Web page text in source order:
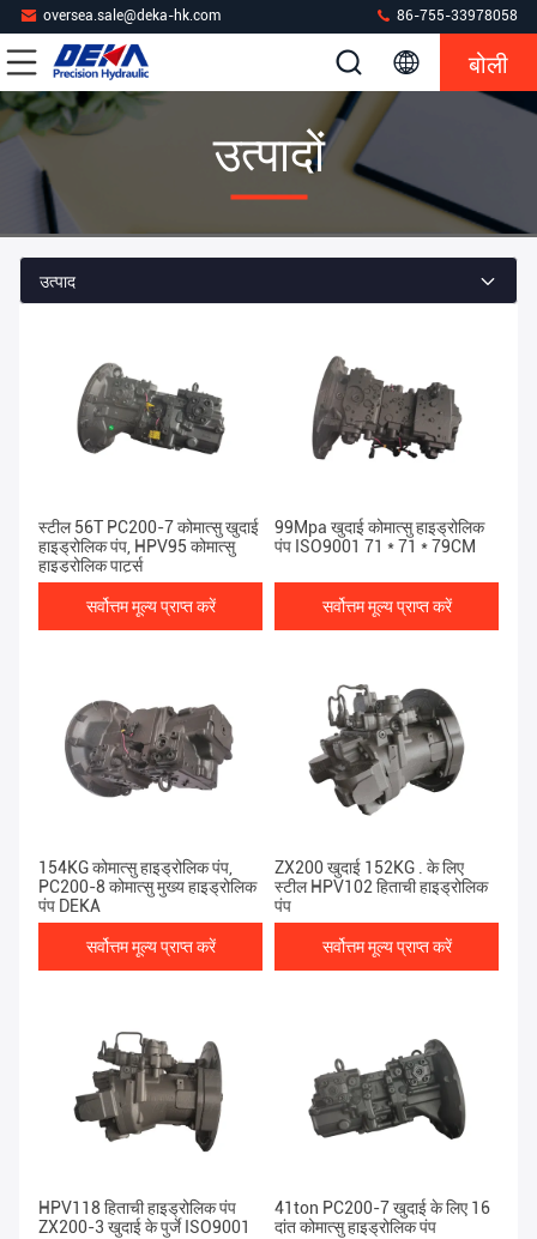
oversea.sale@deka-hk.com 86-755-33978058
बोली
उत्पादों
उत्पाद
स्टील 56T PC200-7 कोमात्सु खुदाई
हाइड्रोलिक पंप, HPV95 कोमात्सु
हाइड्रोलिक पार्ट्स
सर्वोत्तम मूल्य प्राप्त करें
99Mpa खुदाई कोमात्सु हाइड्रोलिक
पंप ISO9001 71 * 71 * 79CM
सर्वोत्तम मूल्य प्राप्त करें
154KG कोमात्सु हाइड्रोलिक पंप,
PC200-8 कोमात्सु मुख्य हाइड्रोलिक
पंप DEKA
सर्वोत्तम मूल्य प्राप्त करें
ZX200 खुदाई 152KG . के लिए
स्टील HPV102 हिताची हाइड्रोलिक
पंप
सर्वोत्तम मूल्य प्राप्त करें
HPV118 हिताची हाइड्रोलिक पंप
ZX200-3 खुदाई के पुर्जे ISO9001
41ton PC200-7 खुदाई के लिए 16
दांत कोमात्सु हाइड्रोलिक पंप